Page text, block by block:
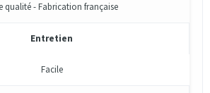
qualité - Fabrication française
Entretien
Facile